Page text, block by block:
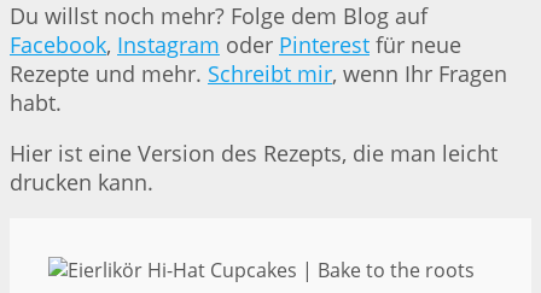
Du willst noch mehr? Folge dem Blog auf
Facebook, Instagram oder Pinterest für neue
Rezepte und mehr. Schreibt mir, wenn Ihr Fragen
habt.
Hier ist eine Version des Rezepts, die man leicht
drucken kann.